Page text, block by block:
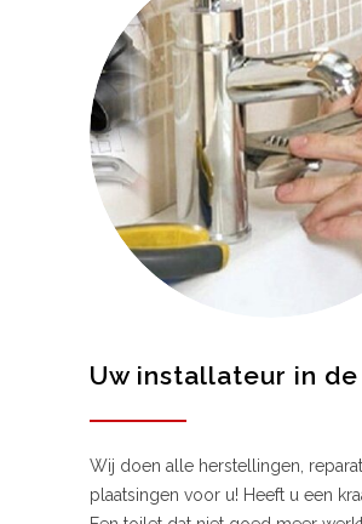
Uw installateur in
Wij doen alle herstellingen,
plaatsingen voor u! Heeft u een